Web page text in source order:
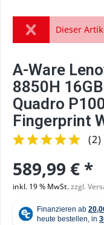
Dieser
A-Ware
8850H
Quadro
Fingerprint
(2)
589,99 € *
inkl. 19 % MwSt.zzgl.